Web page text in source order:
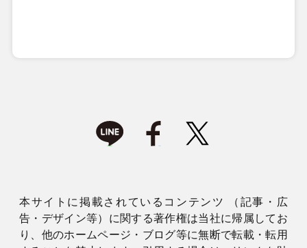
本サイトに掲載されているコンテンツ （記事・広
告・デザイン等）に関する著作権は当社に帰属してお
り、他のホームページ・ブログ等に無断で転載・転用